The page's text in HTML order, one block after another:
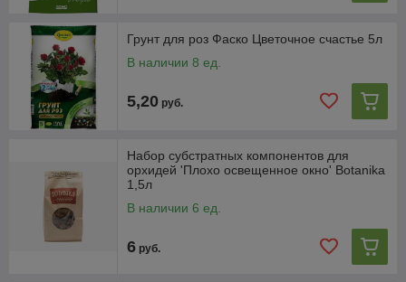
Грунт для роз Фаско Цветочное счастье 5л
В наличии 8 ед.
5,20 руб.
Набор субстратных компонентов для
орхидей 'Плохо освещенное окно' Botanika
1,5л
В наличии 6 ед.
6 руб.